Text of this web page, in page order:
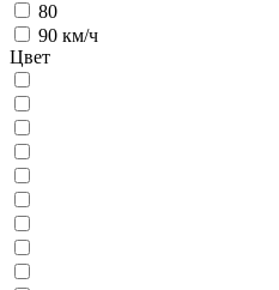
80
90 км/ч
Цвет